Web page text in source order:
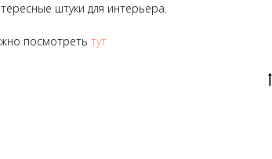
штуки для интерьера.
посмотреть тут